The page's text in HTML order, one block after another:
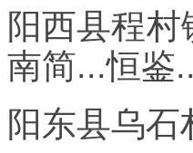
阳西县程
南简...恒鉴
阳东县乌